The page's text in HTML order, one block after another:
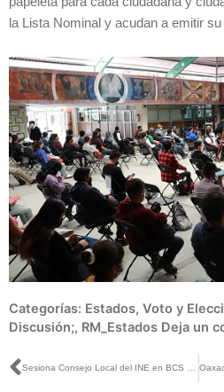
la Lista Nominal y acudan a emitir su
Categorías: Estados, Voto y
Discusión;, RM_Estados Deja un
Ant